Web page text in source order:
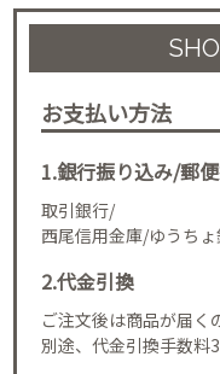
お支払い方法
1.銀行振り込み/郵
取引銀行/
西尾信用金庫/ゆうち
2.代金引換
ご注文後は商品が届く
別途、代金引換手数料